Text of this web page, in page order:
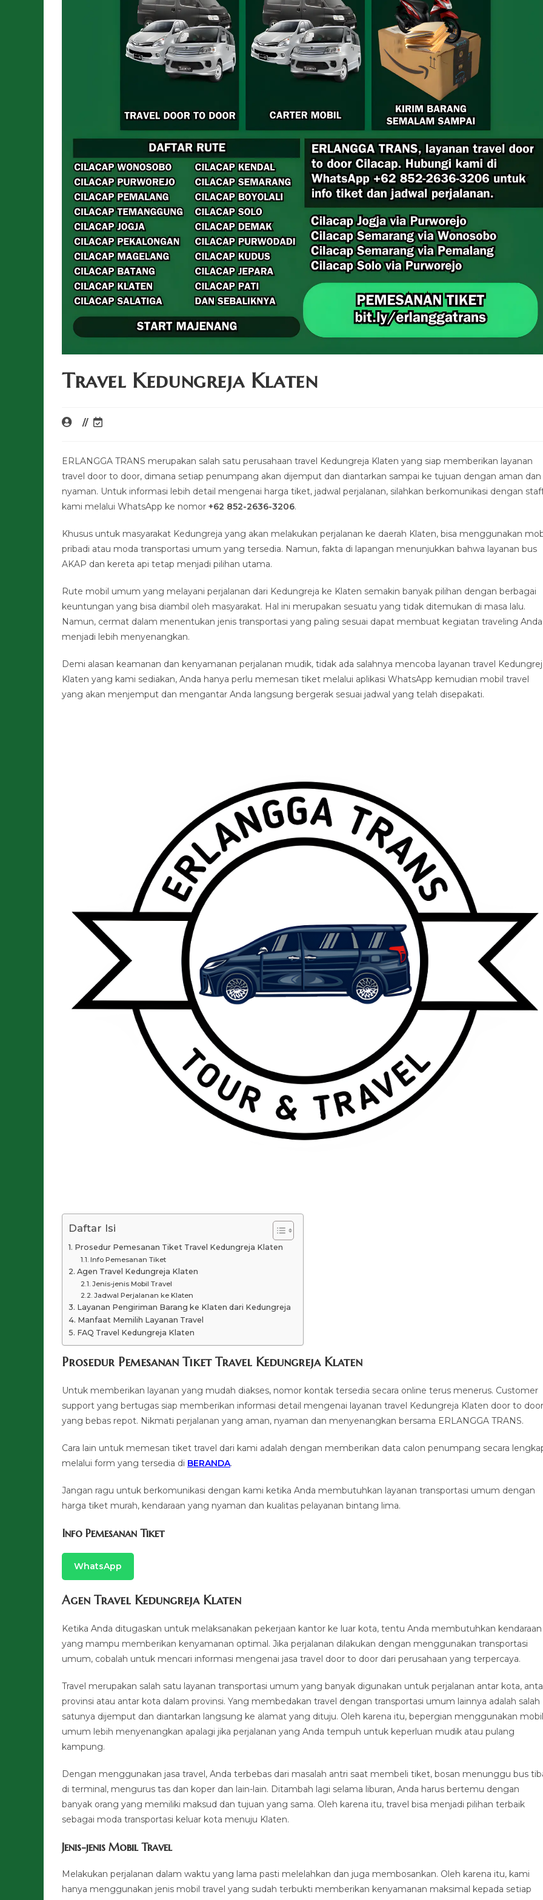
Travel Kedungreja Klaten
ERLANGGA TRANS merupakan salah satu perusahaan travel Kedungreja Klaten yang siap memberikan layanan
travel door to door, dimana setiap penumpang akan dijemput dan diantarkan sampai ke tujuan dengan aman dan
nyaman. Untuk informasi lebih detail mengenai harga tiket, jadwal perjalanan, silahkan berkomunikasi dengan
kami melalui WhatsApp ke nomor +62 852-2636-3206.
Khusus untuk masyarakat Kedungreja yang akan melakukan perjalanan ke daerah Klaten, bisa menggunakan
pribadi atau moda transportasi umum yang tersedia. Namun, fakta di lapangan menunjukkan bahwa layanan bus
AKAP dan kereta api tetap menjadi pilihan utama.
Rute mobil umum yang melayani perjalanan dari Kedungreja ke Klaten semakin banyak pilihan dengan berbagai
keuntungan yang bisa diambil oleh masyarakat. Hal ini merupakan sesuatu yang tidak ditemukan di masa lalu.
Namun, cermat dalam menentukan jenis transportasi yang paling sesuai dapat membuat kegiatan traveling Anda
menjadi lebih menyenangkan.
Demi alasan keamanan dan kenyamanan perjalanan mudik, tidak ada salahnya mencoba layanan travel
Klaten yang kami sediakan, Anda hanya perlu memesan tiket melalui aplikasi WhatsApp kemudian mobil travel
yang akan menjemput dan mengantar Anda langsung bergerak sesuai jadwal yang telah disepakati.
Daftar Isi
Prosedur Pemesanan Tiket Travel Kedungreja Klaten
Info Pemesanan Tiket
Agen Travel Kedungreja Klaten
Jenis-jenis Mobil Travel
Jadwal Perjalanan ke Klaten
Layanan Pengiriman Barang ke Klaten dari Kedungreja
Manfaat Memilih Layanan Travel
FAQ Travel Kedungreja Klaten
Prosedur Pemesanan Tiket Travel Kedungreja Klaten
Untuk memberikan layanan yang mudah diakses, nomor kontak tersedia secara online terus menerus. Customer
support yang bertugas siap memberikan informasi detail mengenai layanan travel Kedungreja Klaten door to door
yang bebas repot. Nikmati perjalanan yang aman, nyaman dan menyenangkan bersama ERLANGGA TRANS.
Cara lain untuk memesan tiket travel dari kami adalah dengan memberikan data calon penumpang secara
melalui form yang tersedia di BERANDA.
Jangan ragu untuk berkomunikasi dengan kami ketika Anda membutuhkan layanan transportasi umum dengan
harga tiket murah, kendaraan yang nyaman dan kualitas pelayanan bintang lima.
Info Pemesanan Tiket
WhatsApp
Agen Travel Kedungreja Klaten
Ketika Anda ditugaskan untuk melaksanakan pekerjaan kantor ke luar kota, tentu Anda membutuhkan kendaraan
yang mampu memberikan kenyamanan optimal. Jika perjalanan dilakukan dengan menggunakan transportasi
umum, cobalah untuk mencari informasi mengenai jasa travel door to door dari perusahaan yang terpercaya.
Travel merupakan salah satu layanan transportasi umum yang banyak digunakan untuk perjalanan antar kota,
provinsi atau antar kota dalam provinsi. Yang membedakan travel dengan transportasi umum lainnya adalah salah
satunya dijemput dan diantarkan langsung ke alamat yang dituju. Oleh karena itu, bepergian menggunakan mobil
umum lebih menyenangkan apalagi jika perjalanan yang Anda tempuh untuk keperluan mudik atau pulang
kampung.
Dengan menggunakan jasa travel, Anda terbebas dari masalah antri saat membeli tiket, bosan menunggu bus
di terminal, mengurus tas dan koper dan lain-lain. Ditambah lagi selama liburan, Anda harus bertemu dengan
banyak orang yang memiliki maksud dan tujuan yang sama. Oleh karena itu, travel bisa menjadi pilihan terbaik
sebagai moda transportasi keluar kota menuju Klaten.
Jenis-jenis Mobil Travel
Melakukan perjalanan dalam waktu yang lama pasti melelahkan dan juga membosankan. Oleh karena itu, kami
hanya menggunakan jenis mobil travel yang sudah terbukti memberikan kenyamanan maksimal kepada setiap